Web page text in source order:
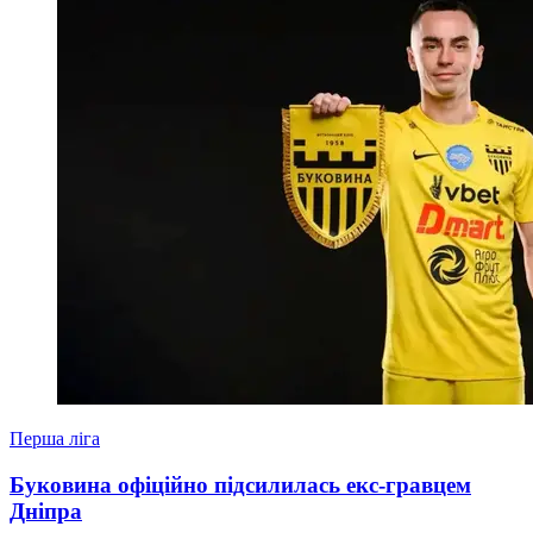
Перша ліга
Буковина офіційно підсилилась екс-гравцем
Дніпра